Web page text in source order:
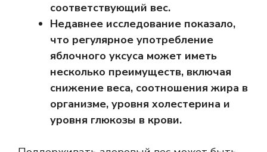
соответствующий вес.
Недавнее исследование показало,
что регулярное употребление
яблочного уксуса может иметь
несколько преимуществ, включая
снижение веса, соотношения жира в
организме, уровня холестерина и
уровня глюкозы в крови.